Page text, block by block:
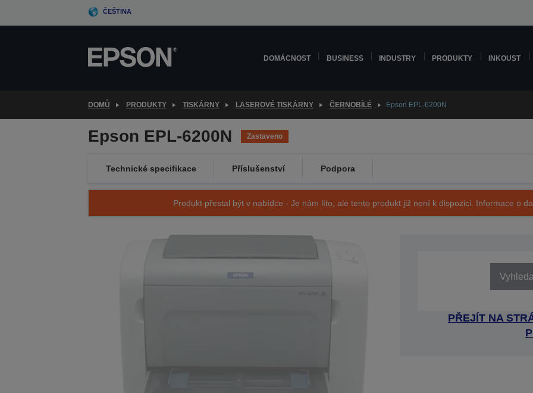
ČEŠTINA
DOMÁCNOST BUSINESS INDUSTRY PRODUKTY INKOUST
DOMŮ PRODUKTY TISKÁRNY LASEROVÉ TISKÁRNY ČERNOBÍLÉ Epson EPL-6200N
Epson EPL-6200N Zastaveno
Technické specifikace Příslušenství Podpora
Produkt přestal být v nabídce - Je nám líto, ale tento produkt již není k dispozici. Informace o
PŘEJÍT NA